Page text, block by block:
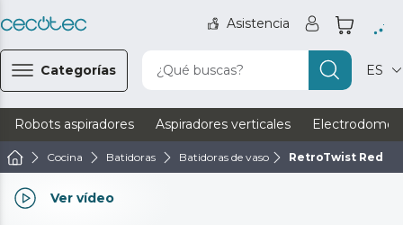
Asistencia
Categorías ¿Qué buscas? ES
Robots aspiradores Aspiradores verticales
Cocina Batidoras Batidoras de vaso RetroTwist Red
Ver vídeo